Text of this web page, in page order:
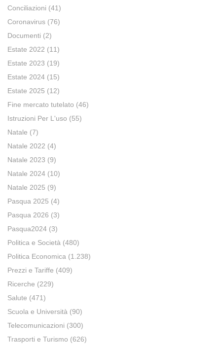
Conciliazioni (41)
Coronavirus (76)
Documenti (2)
Estate 2022 (11)
Estate 2023 (19)
Estate 2024 (15)
Estate 2025 (12)
Fine mercato tutelato (46)
Istruzioni Per L'uso (55)
Natale (7)
Natale 2022 (4)
Natale 2023 (9)
Natale 2024 (10)
Natale 2025 (9)
Pasqua 2025 (4)
Pasqua 2026 (3)
Pasqua2024 (3)
Politica e Società (480)
Politica Economica (1.238)
Prezzi e Tariffe (409)
Ricerche (229)
Salute (471)
Scuola e Università (90)
Telecomunicazioni (300)
Trasporti e Turismo (626)